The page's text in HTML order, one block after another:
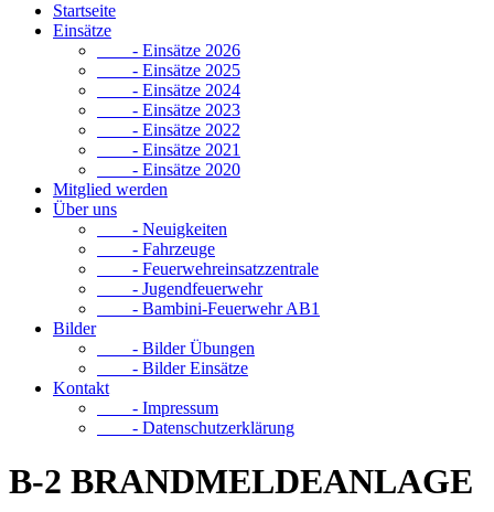
Startseite
Einsätze
- Einsätze 2026
- Einsätze 2025
- Einsätze 2024
- Einsätze 2023
- Einsätze 2022
- Einsätze 2021
- Einsätze 2020
Mitglied werden
Über uns
- Neuigkeiten
- Fahrzeuge
- Feuerwehreinsatzzentrale
- Jugendfeuerwehr
- Bambini-Feuerwehr AB1
Bilder
- Bilder Übungen
- Bilder Einsätze
Kontakt
- Impressum
- Datenschutzerklärung
B-2 BRANDMELDEANLAGE